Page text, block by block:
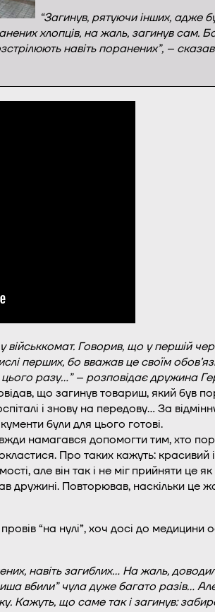
“Загинув, рятуючи інших, адже
хлопців, на жаль, загинув сам.
навіть поранених”, –
військкомат. Говорив, що у першій
перших, бо вважав це своїм
разу…” – розповідає дружина
що загинув товариш, який був
і знову на передову… За
були для цього готові.
намагався допомогти тим, хто
Про таких кажуть:
але він так і не міг прийняти це
дружині. Повторював, наскільки це
“на нулі”, хоч досі до медицини
навіть загиблих… На жаль,
вбили” чула дуже багато разів… Але
Кажуть, що саме так і загинув: